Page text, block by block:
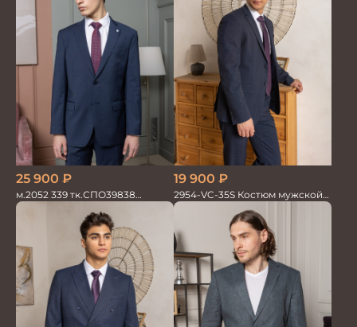
25 900 ₽
м.2052 339 тк.СПО39838
Костюм мужской
19 900 ₽
2954-VC-35S Костюм мужской
двойка